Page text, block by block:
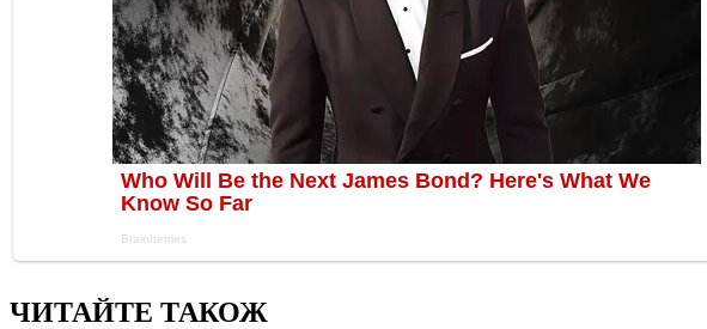
ЧИТАЙТЕ ТАКОЖ